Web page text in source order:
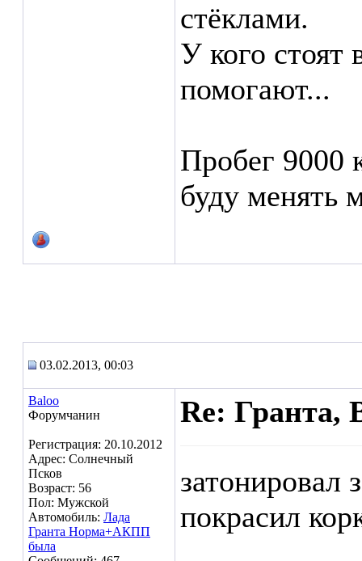
стёклами.
У кого стоят
помогают...
Пробег 9000
буду менять
03.02.2013, 00:03
Baloo
Форумчанин
Регистрация: 20.10.2012
Адрес: Солнечный
Псков
Возраст: 56
Пол: Мужской
Автомобиль: Лада
Гранта Норма+АКПП
была
Re: Гранта,
затонировал
покрасил